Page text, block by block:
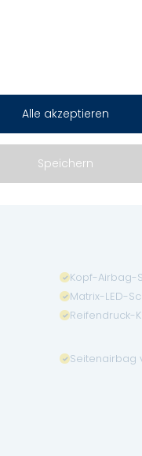
/ eCall)
Kopf-Airbag-
Matrix-LED-
Reifendruck-
Seitenairbag
Alle akzeptieren
Speichern